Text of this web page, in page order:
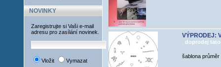
NOVINKY
Zaregistrujte si Vaši e-mail
adresu pro zasílání novinek.
Vložit Vymazat
VÝPRODEJ:
doprodej
šablona průměr